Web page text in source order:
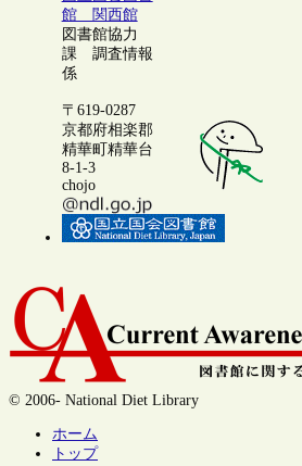
館 関西館
図書館協力
課 調査情報
係
〒619-0287
京都府相楽郡
精華町精華台
8-1-3
chojo
© 2006- National Diet Library
ホーム
トップ